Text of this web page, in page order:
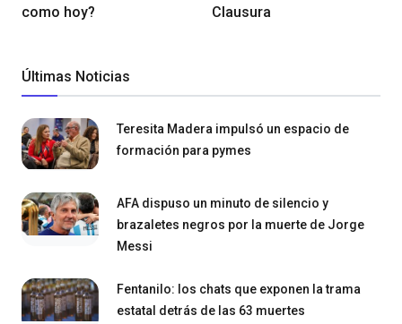
como hoy?
Clausura
Últimas Noticias
Teresita Madera impulsó un espacio de
formación para pymes
AFA dispuso un minuto de silencio y
brazaletes negros por la muerte de Jorge
Messi
Fentanilo: los chats que exponen la trama
estatal detrás de las 63 muertes